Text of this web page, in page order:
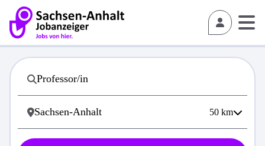
50 km